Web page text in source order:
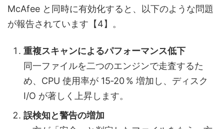
McAfee と同時に有効化すると、以下のような問題
が報告されています【4】。
重複スキャンによるパフォーマンス低下
同一ファイルを二つのエンジンで走査するた
め、CPU 使用率が 15‑20 % 増加し、ディスク
I/O が著しく上昇します。
誤検知と警告の増加